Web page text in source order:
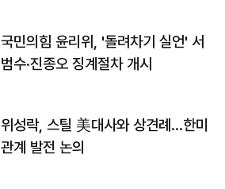
국민의힘 윤리위, '돌려차기 실언' 서
범수·진종오 징계절차 개시
위성락, 스틸 美대사와 상견례…한미
관계 발전 논의